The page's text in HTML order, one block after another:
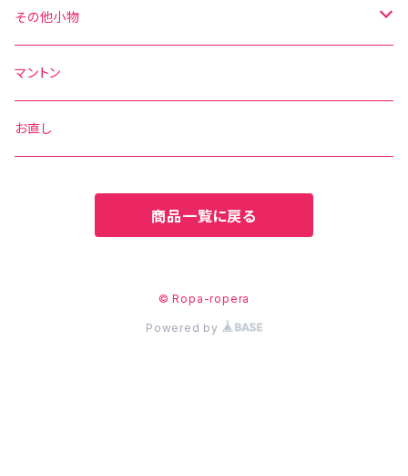
無地
その他の柄
花柄
無地
その他の柄
シージョ
水玉
花柄
ボウタイ
水玉
その他小物
エプロン
ベルト
マントン
お直し
商品一覧に戻る
© Ropa-ropera
Powered by